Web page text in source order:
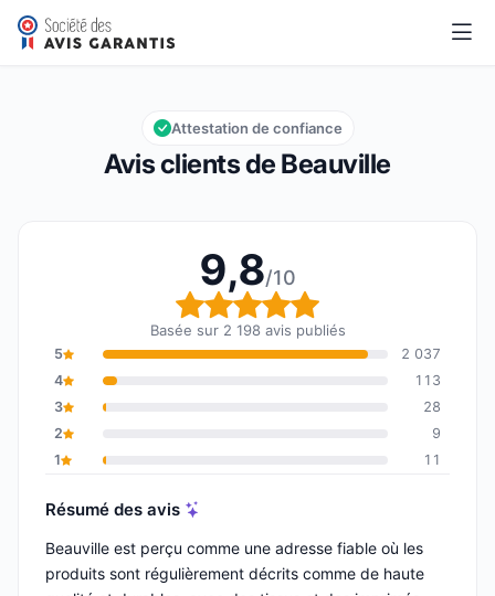
Beauville
Note globale : 9,8 sur 10
9,8/10
Avis clients de Beauville
Attestation de confiance
9,8/10
Note globale : 9,8 sur
Basée sur 2 198 avis publiés
5
2 037
4
113
3
28
2
9
1
11
Résumé des avis
Beauville est perçu comme une adresse fiable où les
produits sont régulièrement décrits comme de haute